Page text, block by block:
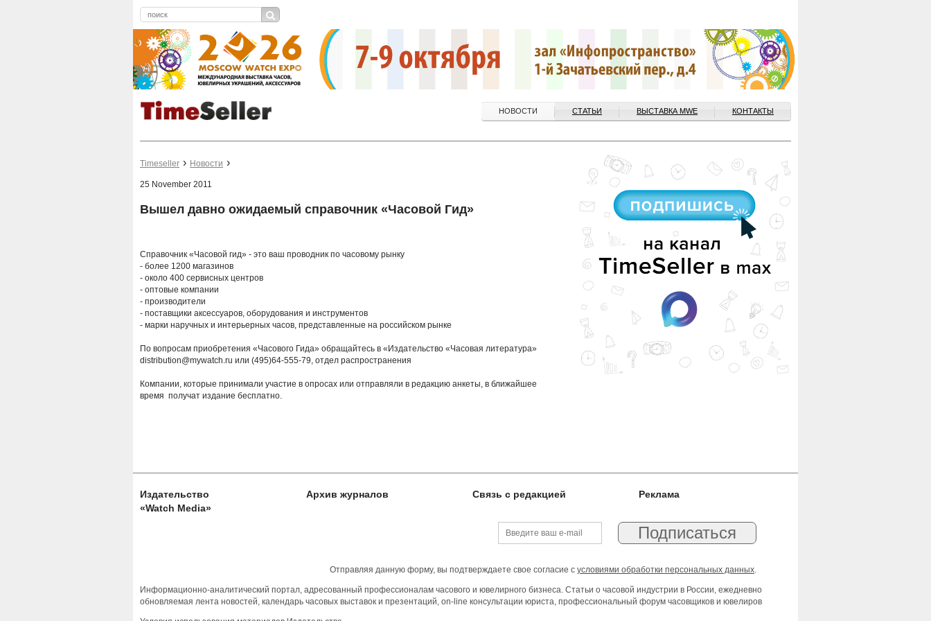
НОВОСТИ СТАТЬИ ВЫСТАВКА MWE КОНТАКТЫ
Timeseller Новости
25 November 2011
Вышел давно ожидаемый справочник «Часовой Гид»
Справочник «Часовой гид» - это ваш проводник по часовому рынку
- более 1200 магазинов
- около 400 сервисных центров
- оптовые компании
- производители
- поставщики аксессуаров, оборудования и инструментов
- марки наручных и интерьерных часов, представленные на российском рынке
По вопросам приобретения «Часового Гида» обращайтесь в «Издательство «Часовая литература»
distribution@mywatch.ru или (495)64-555-79, отдел распространения
Компании, которые принимали участие в опросах или отправляли в редакцию анкеты, в ближайшее
время получат издание бесплатно.
Издательство
«Watch Media»
Архив журналов Связь с редакцией Реклама
Отправляя данную форму, вы подтверждаете свое согласие с условиями обработки персональных данных.
Информационно-аналитический портал, адресованный профессионалам часового и ювелирного бизнеса. Статьи о часовой индустрии в России, ежедневно
обновляемая лента новостей, календарь часовых выставок и презентаций, on-line консультации юриста, профессиональный форум часовщиков и ювелиров